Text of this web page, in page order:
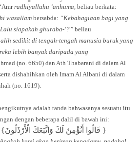
radhiyallahu ‘anhuma, beliau berkata:
wasallambersabda: “Kebahagiaan bagi yang
siapakah ghuraba-‘?” beliau
sedikit di tengah-tengah manusia buruk yang
lebih banyak daripada yang
(no. 6650) dan Ath Thabarani di dalam Al
dishahihkan oleh Imam Al Albani di dalam
(no. 1619).
adalah tanda bahwasanya sesuatu itu
dengan beberapa dalil di bawah ini:
{ قَالُوا أَنُؤْمِنُ لَكَ وَاتَّبَعَكَ الْأَرْذَلُونَ}